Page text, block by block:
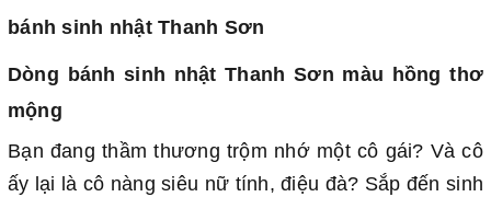
bánh sinh nhật Thanh Sơn
Dòng bánh sinh nhật Thanh Sơn màu hồng thơ
mộng
Bạn đang thầm thương trộm nhớ một cô gái? Và cô
ấy lại là cô nàng siêu nữ tính, điệu đà? Sắp đến sinh